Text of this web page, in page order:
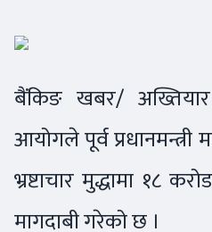
बैंकिङ खबर/
आयोगले पूर्व
भ्रष्टाचार मुद्धामा १८
मागदाबी गरेको छ ।